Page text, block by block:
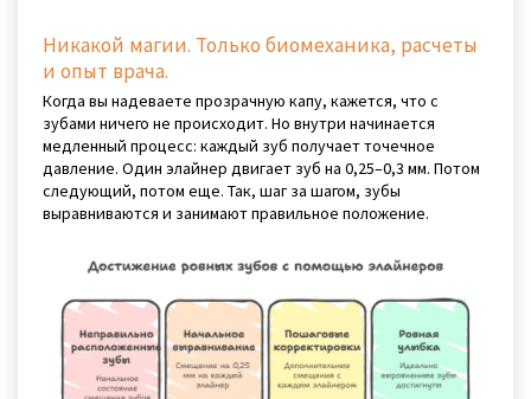
Никакой магии. Только биомеханика, расчеты
и опыт врача.
Когда вы надеваете прозрачную капу, кажется, что с
зубами ничего не происходит. Но внутри начинается
медленный процесс: каждый зуб получает точечное
давление. Один элайнер двигает зуб на 0,25–0,3 мм. Потом
следующий, потом еще. Так, шаг за шагом, зубы
выравниваются и занимают правильное положение.